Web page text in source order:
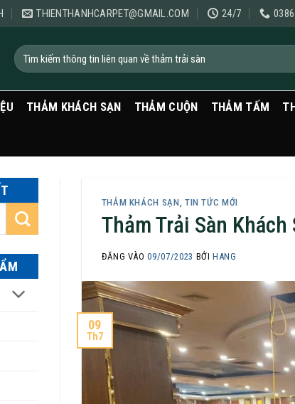
THIENTHANHCARPET@GMAIL.COM 24/7
Tìm
kiếm:
THẢM KHÁCH SẠN THẢM CUỘN THẢM TẤM
THẢM KHÁCH SẠN TIN TỨC MỚI
Thảm Trải Sàn
ĐĂNG VÀO09/07/2023 BỞIHANG
09
Th7